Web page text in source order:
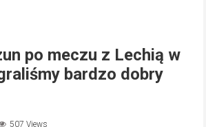
po meczu z Lechią w
bardzo dobry
507 Views